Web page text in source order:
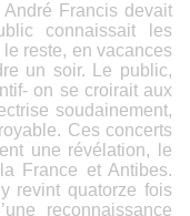
André Francis devait
connaissait les
reste, en vacances
un soir. Le public,
on se croirait aux
soudainement,
Ces concerts
une révélation, le
France et Antibes.
revint quatorze fois
reconnaissance